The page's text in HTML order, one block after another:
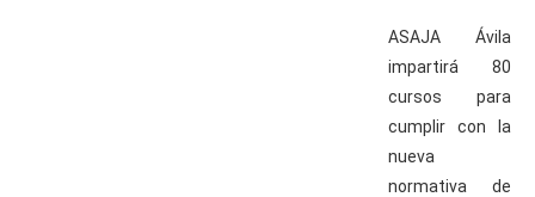
ASAJA Ávila
impartirá 80
cursos para
cumplir con la
nueva
normativa de